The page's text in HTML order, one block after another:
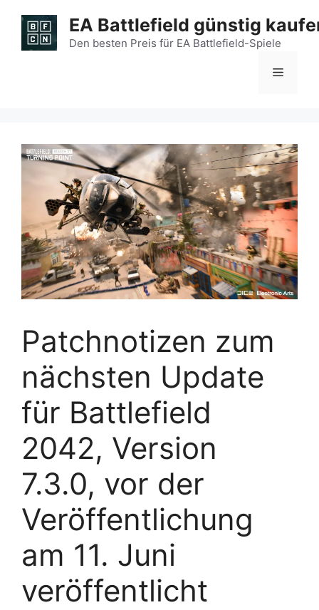
Inhalt
springen
EA Battlefield günstig
Den besten Preis für EA Battlefield-Spiele
Menü
Patchnotizen zum
nächsten Update
für Battlefield
2042, Version
7.3.0, vor der
Veröffentlichung
am 11. Juni
veröffentlicht